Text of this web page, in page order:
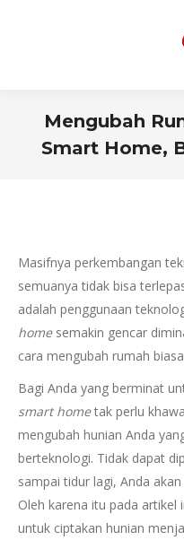
Mengubah
Smart Home,
Masifnya perkembangan
semuanya tidak bisa
adalah penggunaan
home semakin gencar
cara mengubah rumah
Bagi Anda yang berminat
smart hometak perlu
mengubah hunian Anda
berteknologi. Tidak dapat
sampai tidur lagi, Anda
Oleh karena itu pada artikel
untuk ciptakan hunian